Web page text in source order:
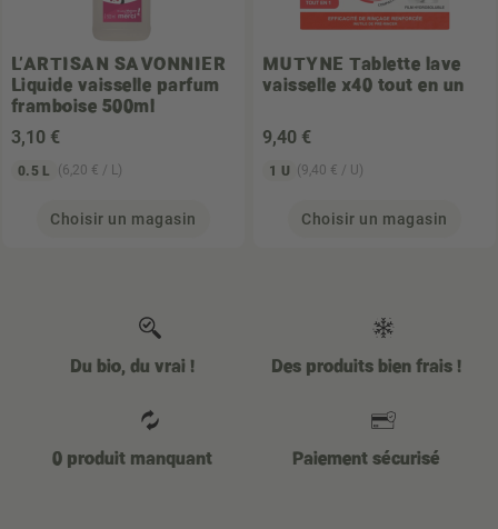
L'ARTISAN SAVONNIER
Liquide vaisselle parfum
framboise 500ml
3,10 €
0.5 L (6,20 € / L)
Choisir un magasin
MUTYNE Tablette lave
vaisselle x40 tout en un
9,40 €
1 U (9,40 € / U)
Choisir un magasin
Du bio, du vrai ! Des produits bien frais !
0 produit manquant Paiement sécurisé